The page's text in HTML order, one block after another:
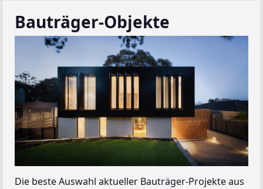
Bauträger-Objekte
Die beste Auswahl aktueller Bauträger-Projekte aus